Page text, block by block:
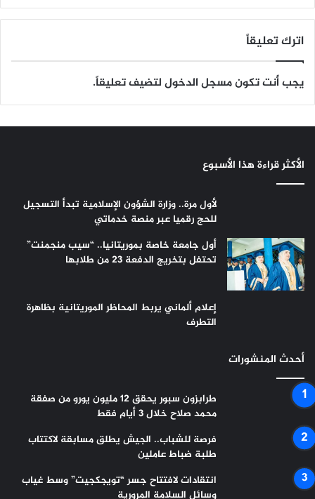
اترك تعليقاً
يجب أنت تكونمسجل الدخوللتضيف تعليقاً.
الأكثر قراءة هذا الأسبوع
لأول مرة.. وزارة الشؤون الإسلامية تبدأ التسجيل
للحج رقميا عبر منصة خدماتي
أول جامعة خاصة بموريتانيا.. “سيب منجمنت”
تحتفل بتخريج الدفعة 23 من طلابها
إعلام ألماني يربط المحاظر الموريتانية بظاهرة
التطرف
أحدث المنشورات
طرابزون سبور يحقق 12 مليون يورو من صفقة
محمد صلاح خلال 3 أيام فقط
فرصة للشباب.. الجيش يطلق مسابقة لاكتتاب
طلبة ضباط عاملين
انتقادات لافتتاح جسر “تويجكجيت” وسط غياب
وسائل السلامة المرورية